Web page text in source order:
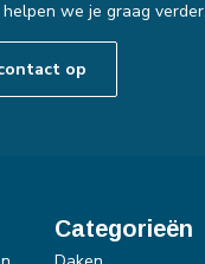
we je graag verder.
op
Categorieën